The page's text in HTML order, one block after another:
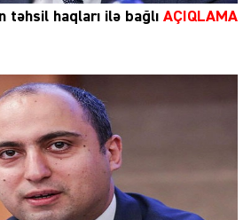
təhsil haqları ilə bağlı AÇIQLAMA